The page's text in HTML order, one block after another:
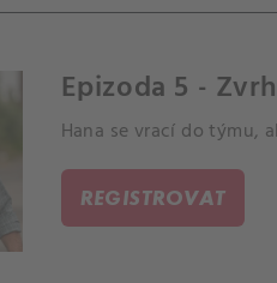
Epizoda 5 -
Hana se vrací do týmu,
REGISTROVAT